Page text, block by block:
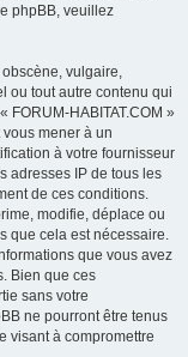
phpBB, veuillez
vulgaire,
ou tout autre contenu qui
FORUM-HABITAT.COM »
mener à un
à votre fournisseur
adresses IP de tous les
de ces conditions.
modifie, déplace ou
que cela est nécessaire.
que vous avez
Bien que ces
sans votre
ne pourront être tenus
visant à compromettre